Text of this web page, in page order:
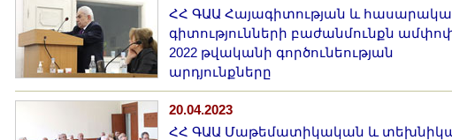
ՀՀ ԳԱԱ Հայագիտության և
գիտությունների բաժանմունքն
2022 թվականի գործունեության
արդյունքները
20.04.2023
ՀՀ ԳԱԱ Մաթեմատիկական և